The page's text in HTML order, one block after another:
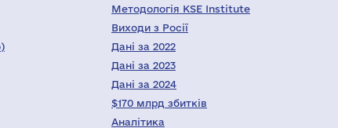
Методологія KSE Institute
Виходи з Росії
Дані за 2022
Дані за 2023
Дані за 2024
$170 млрд збитків
Аналітика